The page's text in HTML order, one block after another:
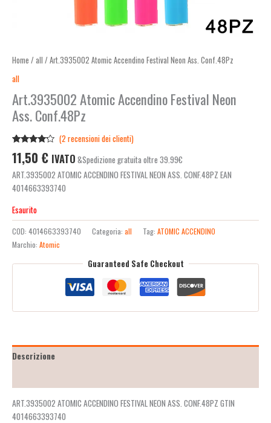
Home / all / Art.3935002 Atomic Accendino Festival Neon Ass. Conf.48Pz
all
Art.3935002 Atomic Accendino Festival Neon
Ass. Conf.48Pz
4.00su
5 su
base di
(2 recensioni dei clienti)
11,50 € IVATO &Spedizione gratuita oltre 39.99€
ART.3935002 ATOMIC ACCENDINO FESTIVAL NEON ASS. CONF.48PZ EAN
4014663393740
Esaurito
COD: 4014663393740 Categoria: all Tag: ATOMIC ACCENDINO
Marchio: Atomic
Guaranteed Safe Checkout
Descrizione
ART.3935002 ATOMIC ACCENDINO FESTIVAL NEON ASS. CONF.48PZ GTIN
4014663393740